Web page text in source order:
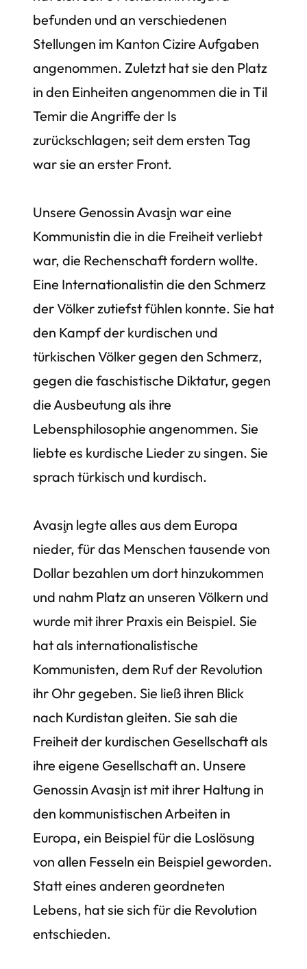
befunden und an verschiedenen
Stellungen im Kanton Cizire Aufgaben
angenommen. Zuletzt hat sie den Platz
in den Einheiten angenommen die in Til
Temir die Angriffe der Is
zurückschlagen; seit dem ersten Tag
war sie an erster Front.
Unsere Genossin Avaşin war eine
Kommunistin die in die Freiheit verliebt
war, die Rechenschaft fordern wollte.
Eine Internationalistin die den Schmerz
der Völker zutiefst fühlen konnte. Sie hat
den Kampf der kurdischen und
türkischen Völker gegen den Schmerz,
gegen die faschistische Diktatur, gegen
die Ausbeutung als ihre
Lebensphilosophie angenommen. Sie
liebte es kurdische Lieder zu singen. Sie
sprach türkisch und kurdisch.
Avaşin legte alles aus dem Europa
nieder, für das Menschen tausende von
Dollar bezahlen um dort hinzukommen
und nahm Platz an unseren Völkern und
wurde mit ihrer Praxis ein Beispiel. Sie
hat als internationalistische
Kommunisten, dem Ruf der Revolution
ihr Ohr gegeben. Sie ließ ihren Blick
nach Kurdistan gleiten. Sie sah die
Freiheit der kurdischen Gesellschaft als
ihre eigene Gesellschaft an. Unsere
Genossin Avaşin ist mit ihrer Haltung in
den kommunistischen Arbeiten in
Europa, ein Beispiel für die Loslösung
von allen Fesseln ein Beispiel geworden.
Statt eines anderen geordneten
Lebens, hat sie sich für die Revolution
entschieden.